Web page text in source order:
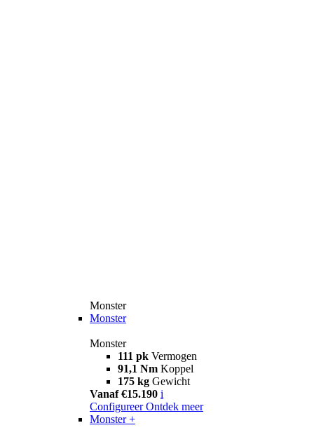
Monster
Monster
Monster
111 pk Vermogen
91,1 Nm Koppel
175 kg Gewicht
Vanaf €15.190 i
Configureer Ontdek meer
Monster +